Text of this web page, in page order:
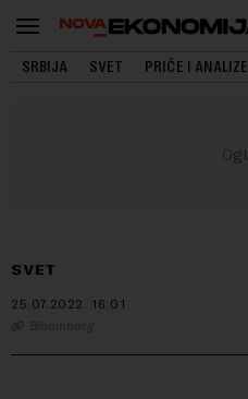
SRBIJA SVET PRIČE I ANALIZE
SVET
25.07.2022. 16:01
Bloomberg